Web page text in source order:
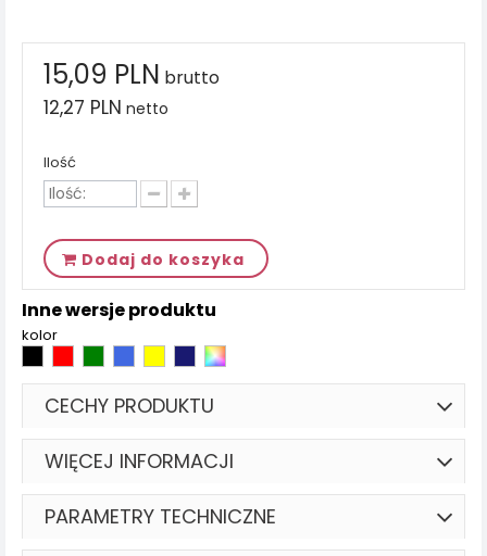
15,09 PLN brutto
12,27 PLN netto
Ilość
Dodaj do koszyka
Inne wersje produktu
kolor
CECHY PRODUKTU
WIĘCEJ INFORMACJI
PARAMETRY TECHNICZNE